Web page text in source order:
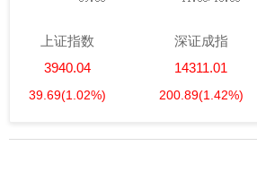
上证指数
3940.04
39.69(1.02%)
深证成指
14311.01
200.89(1.42%)